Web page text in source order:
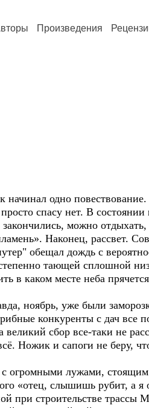
Произведения
одно
спасу нет. В состоянии
можно
Наконец, рассвет.
обещал дождь с
тающей сплошной
в каком месте неба
ноябрь, уже были
конкуренты с дач все
сбор все-таки не
Ножик и сапоги не беру,
с огромными лужами,
«отец, слышишь рубит, а
при строительстве трассы